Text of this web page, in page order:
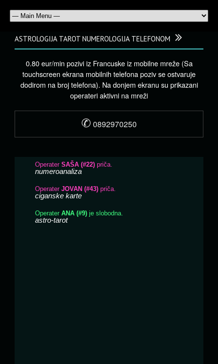
ASTROLOGIJA TAROT NUMEROLOGIJA TELEFONOM
0.80 eur/min pozivi iz Francuske iz mobilne mreže (Sa
touchscreen ekrana mobilnih telefona poziv se ostvaruje
dodirom na broj telefona). Na donjem ekranu su prikazani
operateri aktivni na mreži
✆ 0892970250